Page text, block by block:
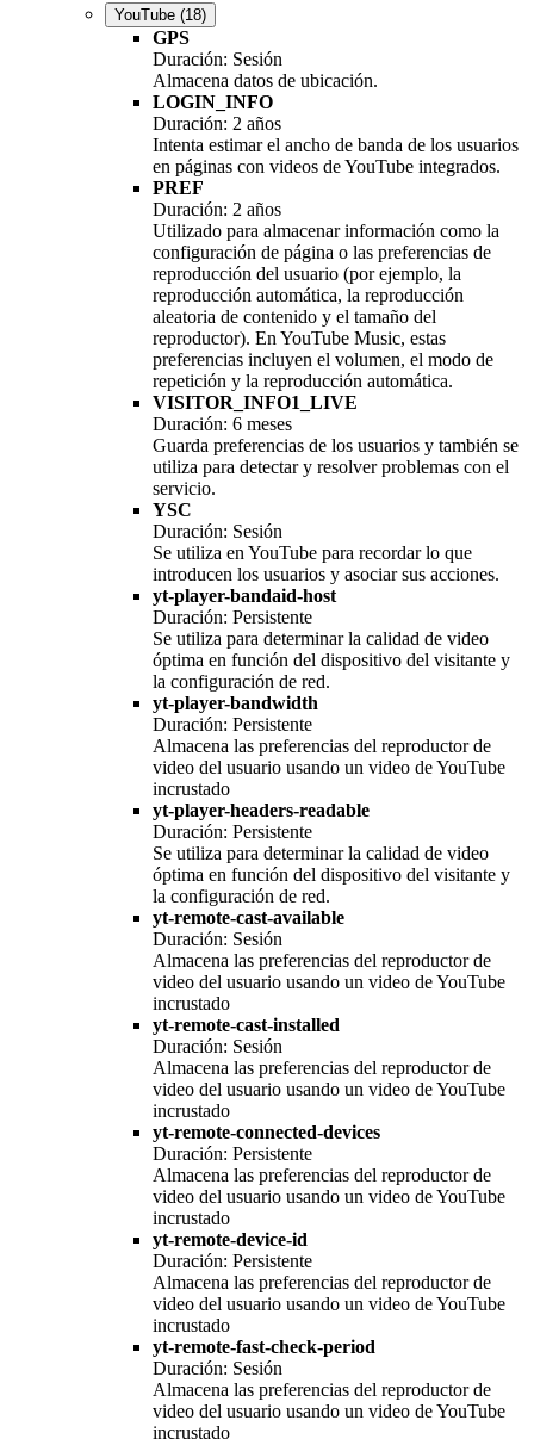
YouTube (18)
GPS
Duración: Sesión
Almacena datos de ubicación.
LOGIN_INFO
Duración: 2 años
Intenta estimar el ancho de banda de los usuarios
en páginas con videos de YouTube integrados.
PREF
Duración: 2 años
Utilizado para almacenar información como la
configuración de página o las preferencias de
reproducción del usuario (por ejemplo, la
reproducción automática, la reproducción
aleatoria de contenido y el tamaño del
reproductor). En YouTube Music, estas
preferencias incluyen el volumen, el modo de
repetición y la reproducción automática.
VISITOR_INFO1_LIVE
Duración: 6 meses
Guarda preferencias de los usuarios y también se
utiliza para detectar y resolver problemas con el
servicio.
YSC
Duración: Sesión
Se utiliza en YouTube para recordar lo que
introducen los usuarios y asociar sus acciones.
yt-player-bandaid-host
Duración: Persistente
Se utiliza para determinar la calidad de video
óptima en función del dispositivo del visitante y
la configuración de red.
yt-player-bandwidth
Duración: Persistente
Almacena las preferencias del reproductor de
video del usuario usando un video de YouTube
incrustado
yt-player-headers-readable
Duración: Persistente
Se utiliza para determinar la calidad de video
óptima en función del dispositivo del visitante y
la configuración de red.
yt-remote-cast-available
Duración: Sesión
Almacena las preferencias del reproductor de
video del usuario usando un video de YouTube
incrustado
yt-remote-cast-installed
Duración: Sesión
Almacena las preferencias del reproductor de
video del usuario usando un video de YouTube
incrustado
yt-remote-connected-devices
Duración: Persistente
Almacena las preferencias del reproductor de
video del usuario usando un video de YouTube
incrustado
yt-remote-device-id
Duración: Persistente
Almacena las preferencias del reproductor de
video del usuario usando un video de YouTube
incrustado
yt-remote-fast-check-period
Duración: Sesión
Almacena las preferencias del reproductor de
video del usuario usando un video de YouTube
incrustado